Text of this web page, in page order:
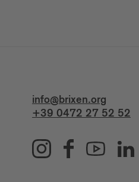
info@brixen.org
+39 0472 27 52 52